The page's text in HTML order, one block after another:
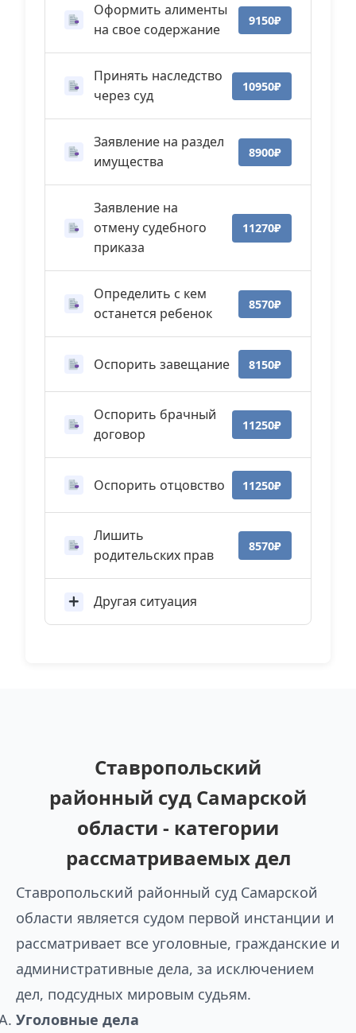
Оформить алименты
на свое содержание
9150₽
Принять наследство
через суд
10950₽
Заявление на раздел
имущества
8900₽
Заявление на
отмену судебного
приказа
11270₽
Определить с кем
останется ребенок
8570₽
Оспорить завещание 8150₽
Оспорить брачный
договор
11250₽
Оспорить отцовство 11250₽
Лишить
родительских прав
8570₽
Другая ситуация
Ставропольский
районный суд Самарской
области - категории
рассматриваемых дел
Ставропольский районный суд Самарской
области является судом первой инстанции и
рассматривает все уголовные, гражданские и
административные дела, за исключением
дел, подсудных мировым судьям.
Уголовные дела